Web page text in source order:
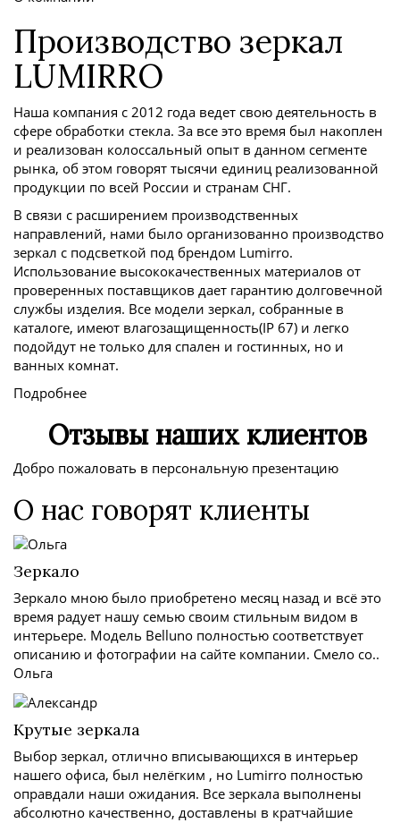
Производство зеркал
LUMIRRO
Наша компания с 2012 года ведет свою деятельность в
сфере обработки стекла. За все это время был накоплен
и реализован колоссальный опыт в данном сегменте
рынка, об этом говорят тысячи единиц реализованной
продукции по всей России и странам СНГ.
В связи с расширением производственных
направлений, нами было организованно производство
зеркал с подсветкой под брендом Lumirro.
Использование высококачественных материалов от
проверенных поставщиков дает гарантию долговечной
службы изделия. Все модели зеркал, собранные в
каталоге, имеют влагозащищенность(IP 67) и легко
подойдут не только для спален и гостинных, но и
ванных комнат.
Подробнее
Отзывы наших клиентов
Добро пожаловать в персональную презентацию
О нас говорят клиенты
Зеркало
Зеркало мною было приобретено месяц назад и всё это
время радует нашу семью своим стильным видом в
интерьере. Модель Belluno полностью соответствует
описанию и фотографии на сайте компании. Смело со..
Ольга
Крутые зеркала
Выбор зеркал, отлично вписывающихся в интерьер
нашего офиса, был нелёгким , но Lumirro полностью
оправдали наши ожидания. Все зеркала выполнены
абсолютно качественно, доставлены в кратчайшие